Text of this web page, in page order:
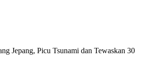
Jepang, Picu Tsunami dan Tewaskan 30